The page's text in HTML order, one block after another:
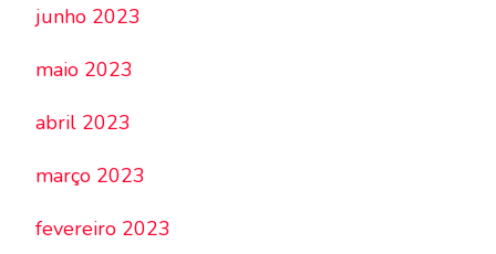
junho 2023
maio 2023
abril 2023
março 2023
fevereiro 2023